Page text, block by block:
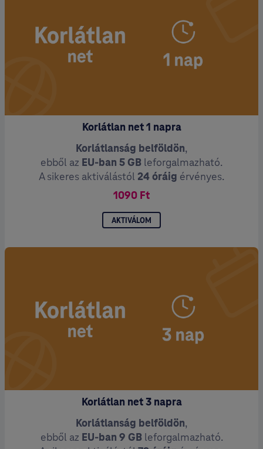
Korlátlan net 1 napra
Korlátlanság belföldön,
ebből az EU-ban 5 GB leforgalmazható.
A sikeres aktiválástól 24 óráig érvényes.
1090 Ft
AKTIVÁLOM
Korlátlan net 3 napra
Korlátlanság belföldön,
ebből az EU-ban 9 GBleforgalmazható.